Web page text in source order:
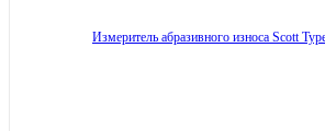
Измеритель абразивного износа Scott